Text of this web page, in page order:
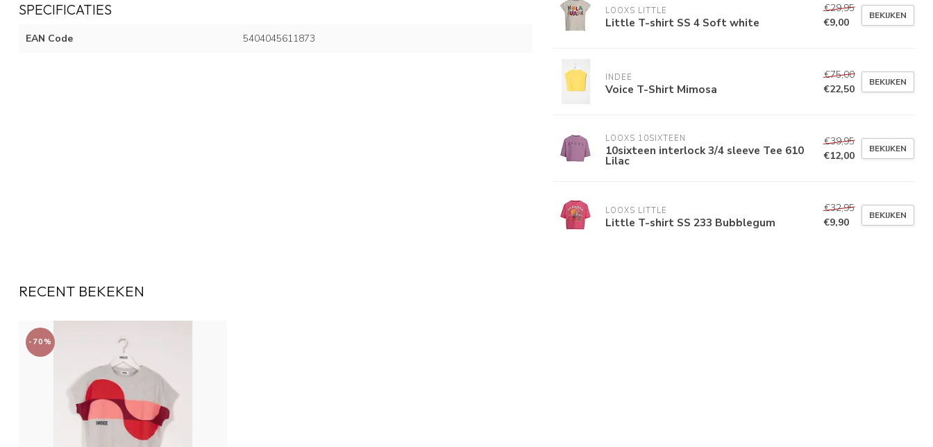
SPECIFICATIES
EAN Code 5404045611873
LOOXS LITTLE
Little T-shirt SS 4 Soft white
€29,95
€9,00
BEKIJKEN
INDEE
Voice T-Shirt Mimosa
€75,00
€22,50
BEKIJKEN
LOOXS 10SIXTEEN
10sixteen interlock 3/4 sleeve Tee 610
Lilac
€39,95
€12,00
BEKIJKEN
LOOXS LITTLE
Little T-shirt SS 233 Bubblegum
€32,95
€9,90
BEKIJKEN
RECENT BEKEKEN
-70%